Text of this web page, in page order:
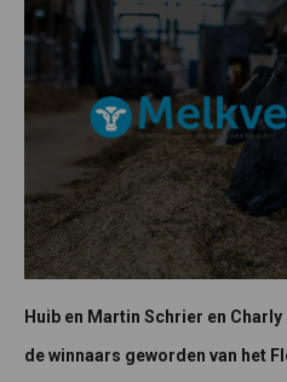
Huib en Martin Schrier en
de winnaars geworden van het